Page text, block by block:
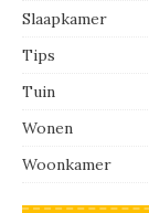
Slaapkamer
Tips
Tuin
Wonen
Woonkamer